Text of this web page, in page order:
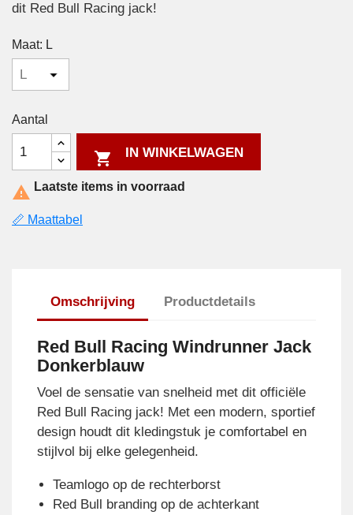
dit Red Bull Racing jack!
Maat: L
Aantal
 IN WINKELWAGEN
 Laatste items in voorraad
📏 Maattabel
Omschrijving Productdetails
Red Bull Racing Windrunner Jack
Donkerblauw
Voel de sensatie van snelheid met dit officiële
Red Bull Racing jack! Met een modern, sportief
design houdt dit kledingstuk je comfortabel en
stijlvol bij elke gelegenheid.
Teamlogo op de rechterborst
Red Bull branding op de achterkant